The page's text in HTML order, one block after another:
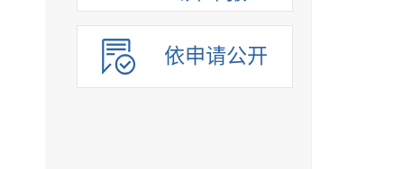
依申请公开